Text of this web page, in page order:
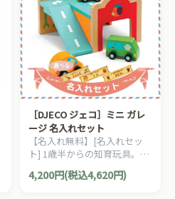
［DJECO ジェコ］ミニ ガレ
ージ 名入れセット
【名入れ無料】[名入れセッ
ト] 1歳半からの知育玩具。フ
ランス・DJECOの男の子が大
好きな車がセットのガレージ
4,200円(税込4,620円)